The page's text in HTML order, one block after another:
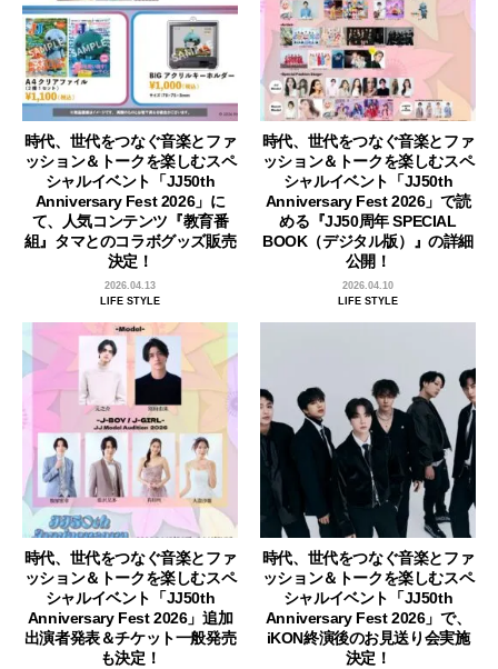
時代、世代をつなぐ音楽とファ
ッション＆トークを楽しむスペ
シャルイベント「JJ50th
Anniversary Fest 2026」に
て、人気コンテンツ『教育番
組』タマとのコラボグッズ販売
決定！
2026.04.13
LIFE STYLE
時代、世代をつなぐ音楽とファ
ッション＆トークを楽しむスペ
シャルイベント「JJ50th
Anniversary Fest 2026」で読
める『JJ50周年 SPECIAL
BOOK（デジタル版）』の詳細
公開！
2026.04.10
LIFE STYLE
時代、世代をつなぐ音楽とファ
ッション＆トークを楽しむスペ
シャルイベント「JJ50th
Anniversary Fest 2026」追加
出演者発表＆チケット一般発売
も決定！
時代、世代をつなぐ音楽とファ
ッション＆トークを楽しむスペ
シャルイベント「JJ50th
Anniversary Fest 2026」で、
iKON終演後のお見送り会実施
決定！